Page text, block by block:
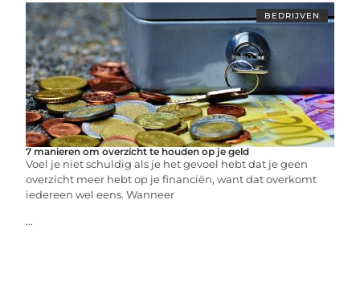
BEDRIJVEN
7 manieren om overzicht te houden op je geld
Voel je niet schuldig als je het gevoel hebt dat je geen
overzicht meer hebt op je financiën, want dat overkomt
iedereen wel eens. Wanneer
...